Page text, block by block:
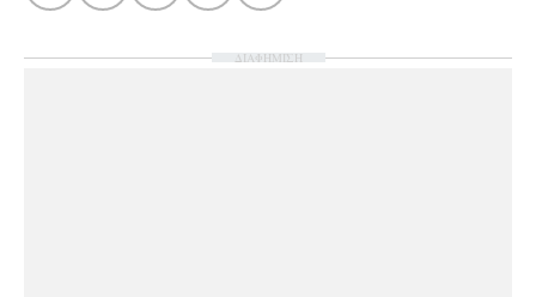
ΔΙΑΦΗΜΙΣΗ